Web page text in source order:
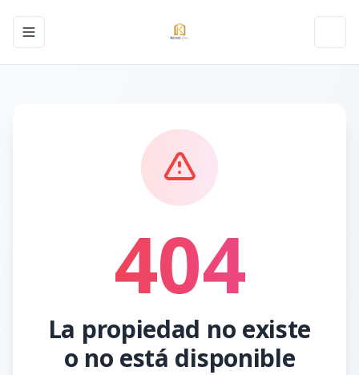
Toggle navigation menu
404
La propiedad no existe
o no está disponible